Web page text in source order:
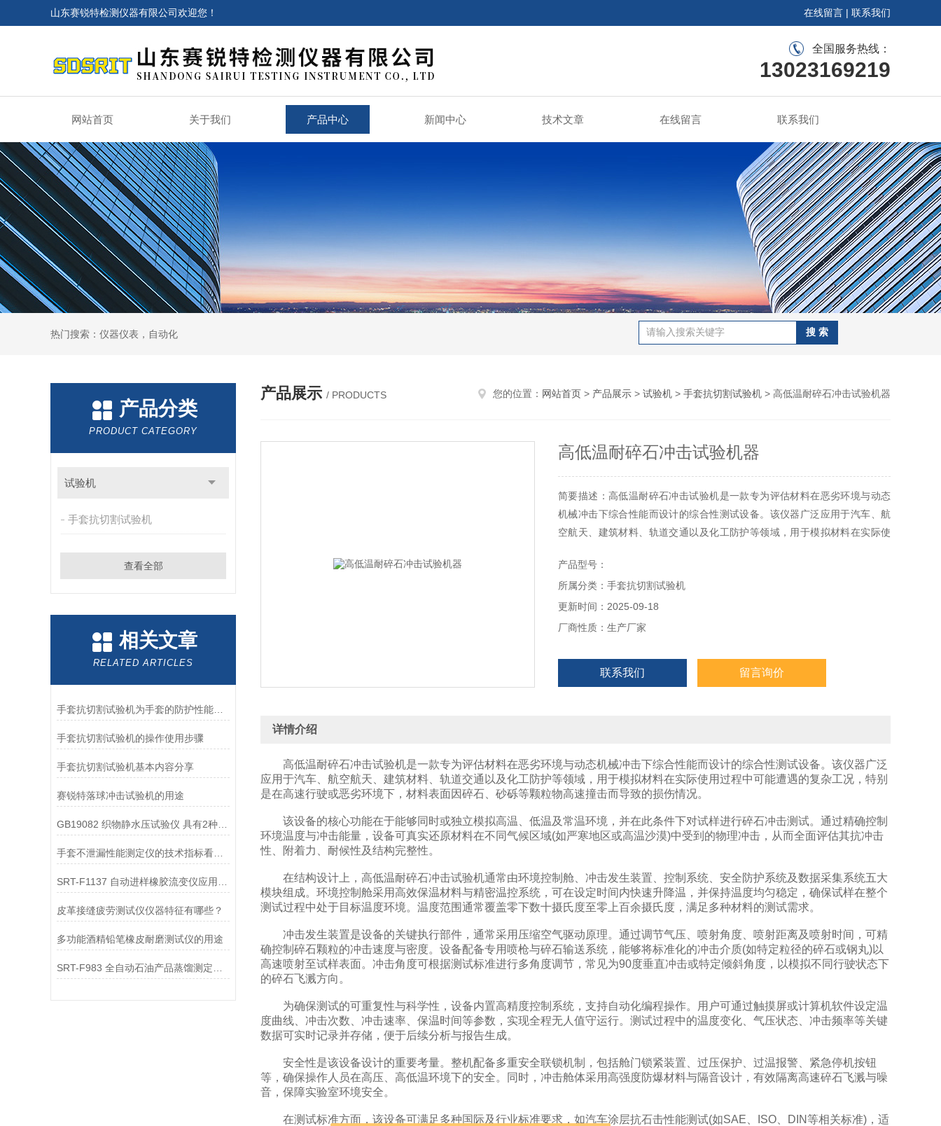
山东赛锐特检测仪器有限公司欢迎您！ 在线留言 | 联系我们
全国服务热线：
13023169219
网站首页 关于我们 产品中心 新闻中心 技术文章 在线留言 联系我们
热门搜索：仪器仪表，自动化
产品分类
PRODUCT CATEGORY
试验机
手套抗切割试验机
查看全部
相关文章
RELATED ARTICLES
手套抗切割试验机为手套的防护性能提供了客观数据
手套抗切割试验机的操作使用步骤
手套抗切割试验机基本内容分享
赛锐特落球冲击试验机的用途
手套不泄漏性能测定仪的技术指标看山东赛锐特
皮革接缝疲劳测试仪仪器特征有哪些？
多功能酒精铅笔橡皮耐磨测试仪的用途
产品展示 / PRODUCTS 您的位置： 网站首页 > 产品展示 > 试验机 > 手套抗切割试验机 > 高低温耐碎石冲击试验机器
高低温耐碎石冲击试验机器
简要描述：高低温耐碎石冲击试验机是一款专为评估材料在恶劣环境与动态
机械冲击下综合性能而设计的综合性测试设备。该仪器广泛应用于汽车、航
空航天、建筑材料、轨道交通以及化工防护等领域，用于模拟材料在实际使
因碎石、砂砾等颗粒物高速撞击而导致的损伤情况。
产品型号：
所属分类：手套抗切割试验机
更新时间：2025-09-18
厂商性质：生产厂家
联系我们 留言询价
详情介绍
高低温耐碎石冲击试验机是一款专为评估材料在恶劣环境与动态机械冲击下综合性能而设计的综合性测试设备。该仪器广泛
应用于汽车、航空航天、建筑材料、轨道交通以及化工防护等领域，用于模拟材料在实际使用过程中可能遭遇的复杂工况，特别
是在高速行驶或恶劣环境下，材料表面因碎石、砂砾等颗粒物高速撞击而导致的损伤情况。
该设备的核心功能在于能够同时或独立模拟高温、低温及常温环境，并在此条件下对试样进行碎石冲击测试。通过精确控制
环境温度与冲击能量，设备可真实还原材料在不同气候区域(如严寒地区或高温沙漠)中受到的物理冲击，从而全面评估其抗冲击
性、附着力、耐候性及结构完整性。
在结构设计上，高低温耐碎石冲击试验机通常由环境控制舱、冲击发生装置、控制系统、安全防护系统及数据采集系统五大
模块组成。环境控制舱采用高效保温材料与精密温控系统，可在设定时间内快速升降温，并保持温度均匀稳定，确保试样在整个
测试过程中处于目标温度环境。温度范围通常覆盖零下数十摄氏度至零上百余摄氏度，满足多种材料的测试需求。
冲击发生装置是设备的关键执行部件，通常采用压缩空气驱动原理。通过调节气压、喷射角度、喷射距离及喷射时间，可精
确控制碎石颗粒的冲击速度与密度。设备配备专用喷枪与碎石输送系统，能够将标准化的冲击介质(如特定粒径的碎石或钢丸)以
高速喷射至试样表面。冲击角度可根据测试标准进行多角度调节，常见为90度垂直冲击或特定倾斜角度，以模拟不同行驶状态下
的碎石飞溅方向。
为确保测试的可重复性与科学性，设备内置高精度控制系统，支持自动化编程操作。用户可通过触摸屏或计算机软件设定温
度曲线、冲击次数、冲击速率、保温时间等参数，实现全程无人值守运行。测试过程中的温度变化、气压状态、冲击频率等关键
数据可实时记录并存储，便于后续分析与报告生成。
安全性是该设备设计的重要考量。整机配备多重安全联锁机制，包括舱门锁紧装置、过压保护、过温报警、紧急停机按钮
等，确保操作人员在高压、高低温环境下的安全。同时，冲击舱体采用高强度防爆材料与隔音设计，有效隔离高速碎石飞溅与噪
音，保障实验室环境安全。
在测试标准方面，该设备可满足多种国际及行业标准要求，如汽车涂层抗石击性能测试(如SAE、ISO、DIN等相关标准)，适